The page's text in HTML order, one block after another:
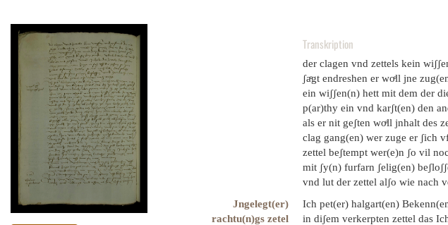
Transkription
der clagen vnd zettels kein
ʃaͤgt endreshen er woͤll jne
ein wiʃʃen(n) hett mit dem der
p(ar)thy ein vnd karʃt(en) den
als er nit geʃten woͤll jnhalt des
clag gang(en) wer zuge er ʃich
zettel beʃtempt wer(e)n ʃo vil
mit ʃy(n) furfarn ʃelig(en)
vnd lut der zettel alʃo wie nach
Jngelegt(er)
Ich pet(er) halgart(en)
rachtu(n)gs zetel
in diʃem verkerpten zettel das